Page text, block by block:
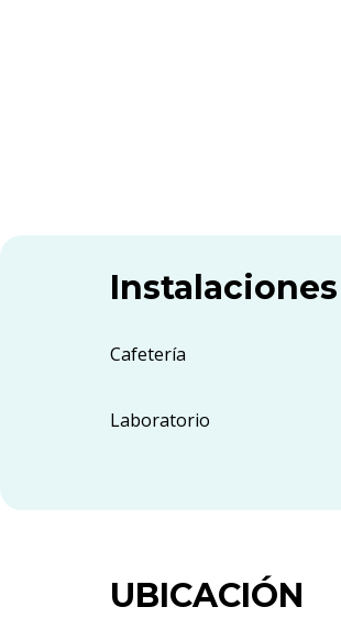
Instalaciones
Cafetería
Laboratorio
UBICACIÓN